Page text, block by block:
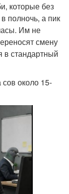
которые без
полночь, а пик
Им не
смену
в стандартный
около 15-